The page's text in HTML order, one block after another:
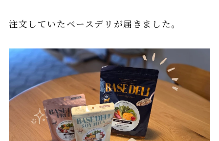
注文していたベースデリが届きました。